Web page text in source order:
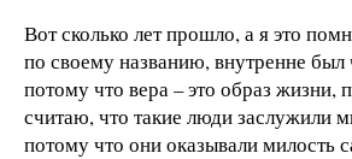
Вот сколько лет прошло, а я это
по своему названию, внутренне был
потому что вера – это образ жизни,
считаю, что такие люди заслужили
потому что они оказывали милость